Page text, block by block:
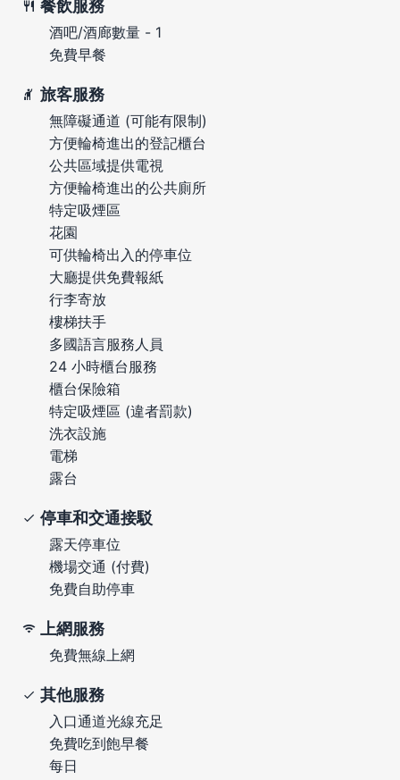
餐飲服務
酒吧/酒廊數量 - 1
免費早餐
旅客服務
無障礙通道 (可能有限制)
方便輪椅進出的登記櫃台
公共區域提供電視
方便輪椅進出的公共廁所
特定吸煙區
花園
可供輪椅出入的停車位
大廳提供免費報紙
行李寄放
樓梯扶手
多國語言服務人員
24 小時櫃台服務
櫃台保險箱
特定吸煙區 (違者罰款)
洗衣設施
電梯
露台
停車和交通接駁
露天停車位
機場交通 (付費)
免費自助停車
上網服務
免費無線上網
其他服務
入口通道光線充足
免費吃到飽早餐
每日